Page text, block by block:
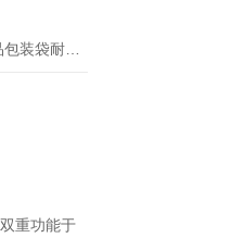
压强度测试仪
重功能于